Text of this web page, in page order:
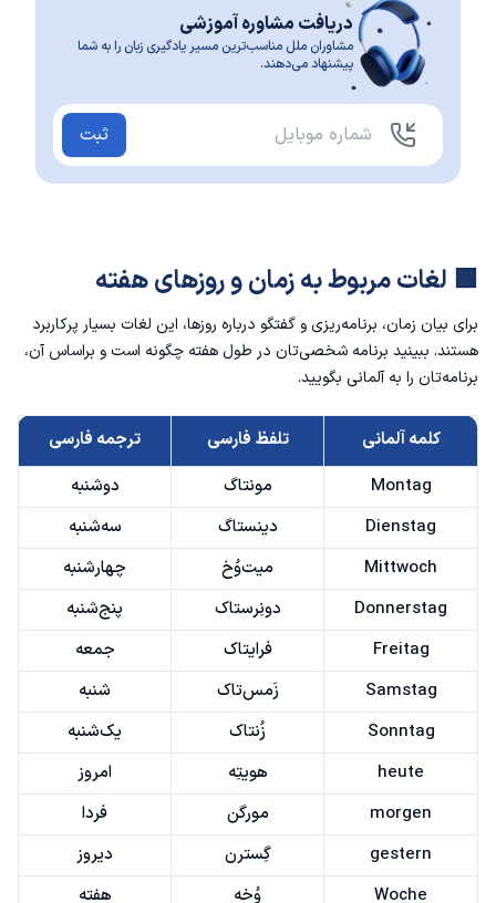
دریافت مشاوره آموزشی
مشاوران ملل مناسب‌ترین مسیر یادگیری زبان را به شما
پیشنهاد می‌دهند.
ثبت
🟩 لغات مربوط به زمان و روزهای هفته
برای بیان زمان، برنامه‌ریزی و گفتگو درباره روزها، این لغات بسیار پرکاربرد
هستند. ببینید برنامه شخصی‌تان در طول هفته چگونه است و براساس آن،
برنامه‌تان را به آلمانی بگویید.
کلمه آلمانی تلفظ فارسی
ترجمه فارسی
Montag
مونتاگ
دوشنبه
Dienstag
دینستاگ
سه‌شنبه
Mittwoch
میت‌وُخ
چهارشنبه
Donnerstag
دونِرستاک
پنج‌شنبه
Freitag
فرایتاک
جمعه
Samstag
زَمس‌تاک
شنبه
Sonntag
زُنتاک
یک‌شنبه
heute
هویتِه
امروز
morgen
مورگن
فردا
gestern
گِسترن
دیروز
Woche
وُخه هفته